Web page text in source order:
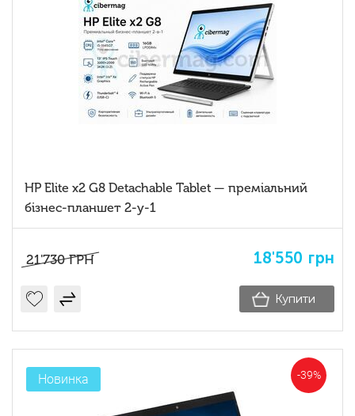
HP Elite x2 G8 Detachable Tablet — преміальний
бізнес-планшет 2-у-1
21'730 ГРН 18'550 грн
Купити
-39%
Новинка